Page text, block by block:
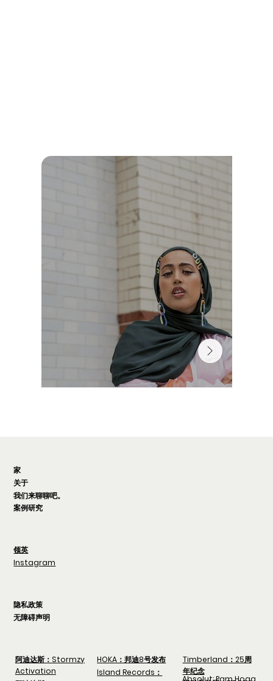
家
关于
我们来聊聊吧。
案例研究
领英
Instagram
隐私政策
无障碍声明
阿迪达斯：Stormzy
Activation
HOKA：邦迪8号发布
Island Records：
Timberland：25周
年纪念